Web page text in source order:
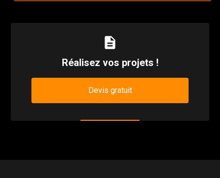
description
Réalisez vos projets !
Devis gratuit